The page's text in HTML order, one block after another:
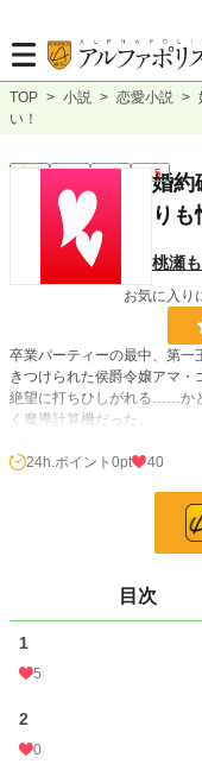
TOP > 小説 > 恋愛小説 >
い！
恋愛 完結 長編 R15婚約
りも
桃瀬
お気に入り
卒業パーティーの最中、第一
きつけられた侯爵令嬢アマ・
絶望に打ちひしがれる……か
く魔導計算機だった。
「悲しんでいる暇などあり
229,046 位 /
66,406 位 /
24h.ポイント 0 pt
初回公開日時
24h.ポイント 0pt 40
目次
1
5
2
0